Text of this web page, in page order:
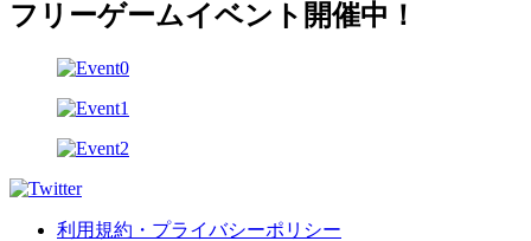
フリーゲームイベント開催中！
利用規約・プライバシーポリシー